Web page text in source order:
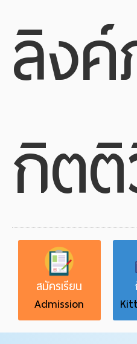
ลิงค์
กิต
สมัครเรียน
Admission